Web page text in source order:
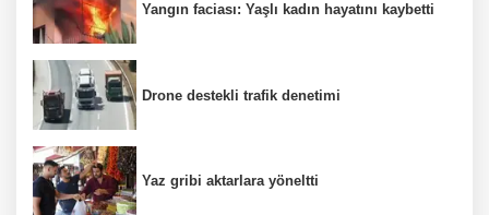
Yangın faciası: Yaşlı kadın hayatını kaybetti
Drone destekli trafik denetimi
Yaz gribi aktarlara yöneltti